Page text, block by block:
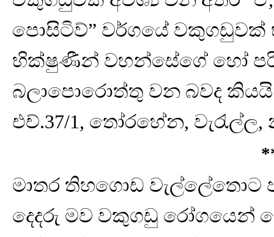
පොසිටිව්” වර්ගයේ
භික්ෂුණීන් වහන්සේගේ හෝ
බලාපොරොත්තු වන බවද කියයි.
එච්.37/1, තෝරහේන,
මාතර තිහගොඩ වැල්ලේතොට
දෙදරු මව වකුගඩු රෝගයෙන්